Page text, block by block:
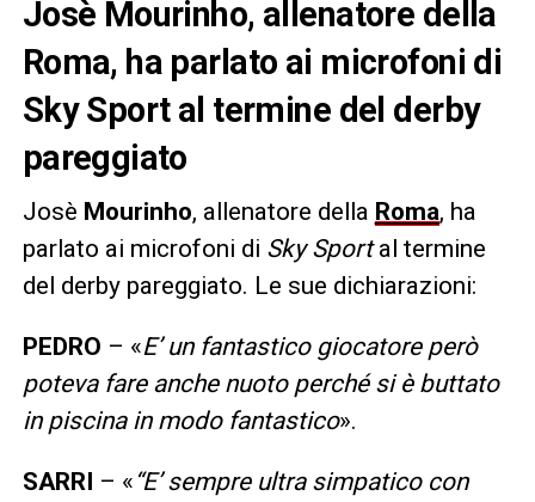
Josè Mourinho, allenatore della
Roma, ha parlato ai microfoni di
Sky Sport al termine del derby
pareggiato
Josè Mourinho, allenatore della Roma, ha
parlato ai microfoni di Sky Sportal termine
del derby pareggiato. Le sue dichiarazioni:
PEDRO – «E’ un fantastico giocatore però
poteva fare anche nuoto perché si è buttato
in piscina in modo fantastico».
SARRI – « “E’ sempre ultra simpatico con